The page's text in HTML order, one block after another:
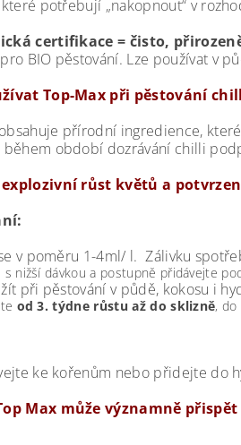
potřebují „nakopnout“ v
certifikace = čisto,
BIO pěstování. Lze používat v
Top-Max při pěstování
přírodní ingredience,
během období dozrávání chilli
explozivní růst květů a
v poměru 1-4ml/ l. Zálivku
s nižší dávkou a postupně přidávejte
při pěstování v půdě, kokosu i
od 3. týdne růstu až do sklizně,
ke kořenům nebo přidejte do
Max může významně